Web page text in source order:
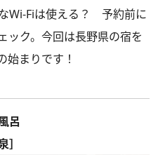
Wi-Fiは使える？ 予約前に
ック。今回は長野県の宿を
始まりです！
呂